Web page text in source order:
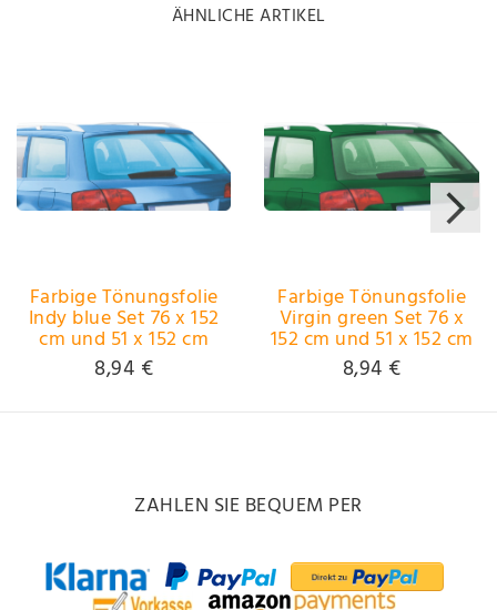
ÄHNLICHE ARTIKEL
Farbige Tönungsfolie
Indy blue Set 76 x 152
cm und 51 x 152 cm
~~~~~ schneller
Versand innerhalb 24
8,94 €
Farbige Tönungsfolie
Virgin green Set 76 x
152 cm und 51 x 152 cm
~~~~~ schneller
Versand innerhalb 24
8,94 €
ZAHLEN SIE BEQUEM PER